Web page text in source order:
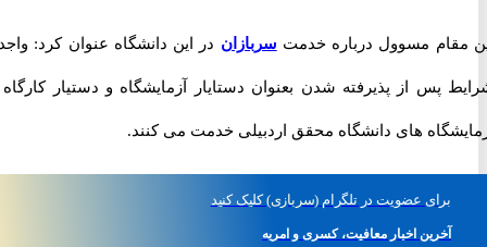
مسوول درباره خدمتسربازان در این دانشگاه عنوان کرد: واجدین
پس از پذیرفته شدن بعنوان دستایار آزمایشگاه و دستیار کارگاه در
های دانشگاه محقق اردبیلی خدمت می کنند.
عضویت در تلگرام(سربازی) کلیک کنید
آخرین اخبار معافیت، کسری و امریه